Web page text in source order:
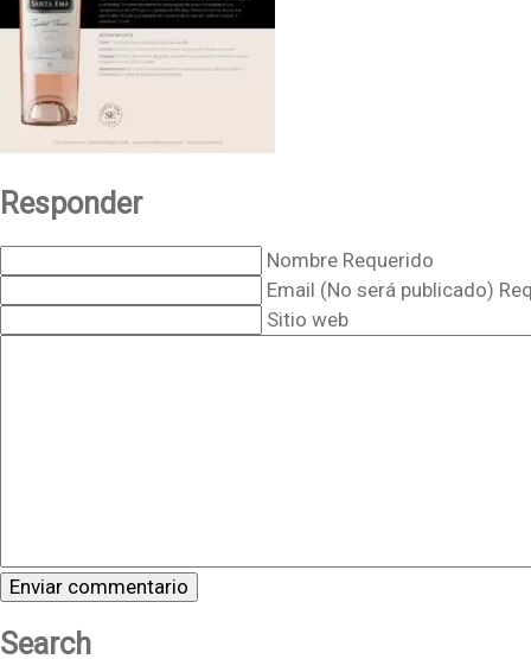
Responder
Nombre Requerido
Email (No será publicado)
Sitio web
Search